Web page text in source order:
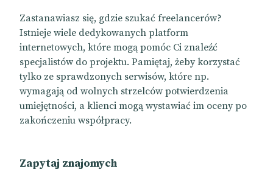
Zastanawiasz się, gdzie szukać freelancerów?
Istnieje wiele dedykowanych platform
internetowych, które mogą pomóc Ci znaleźć
specjalistów do projektu. Pamiętaj, żeby korzystać
tylko ze sprawdzonych serwisów, które np.
wymagają od wolnych strzelców potwierdzenia
umiejętności, a klienci mogą wystawiać im oceny po
zakończeniu współpracy.
Zapytaj znajomych